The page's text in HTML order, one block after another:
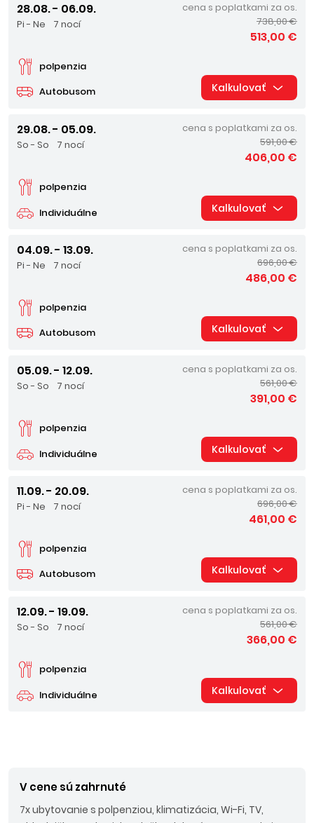
28.08. - 06.09.
Pi - Ne 7 nocí
Autobusom
polpenzia
cena s poplatkami za os.
738,00 €
513,00 €
Kalkulovať
29.08. - 05.09.
So - So 7 nocí
Individuálne
polpenzia
cena s poplatkami za os.
591,00 €
406,00 €
Kalkulovať
04.09. - 13.09.
Pi - Ne 7 nocí
Autobusom
polpenzia
cena s poplatkami za os.
696,00 €
486,00 €
Kalkulovať
05.09. - 12.09.
So - So 7 nocí
Individuálne
polpenzia
cena s poplatkami za os.
561,00 €
391,00 €
Kalkulovať
11.09. - 20.09.
Pi - Ne 7 nocí
Autobusom
polpenzia
cena s poplatkami za os.
696,00 €
461,00 €
Kalkulovať
12.09. - 19.09.
So - So 7 nocí
Individuálne
polpenzia
cena s poplatkami za os.
561,00 €
366,00 €
Kalkulovať
V cene sú zahrnuté
7x ubytovanie s polpenziou, klimatizácia, Wi-Fi, TV,